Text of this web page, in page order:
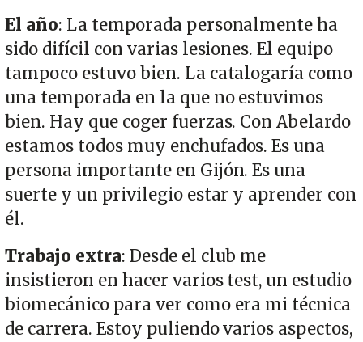
El año: La temporada personalmente ha
sido difícil con varias lesiones. El equipo
tampoco estuvo bien. La catalogaría como
una temporada en la que no estuvimos
bien. Hay que coger fuerzas. Con Abelardo
estamos todos muy enchufados. Es una
persona importante en Gijón. Es una
suerte y un privilegio estar y aprender con
él.
Trabajo extra: Desde el club me
insistieron en hacer varios test, un estudio
biomecánico para ver como era mi técnica
de carrera. Estoy puliendo varios aspectos,